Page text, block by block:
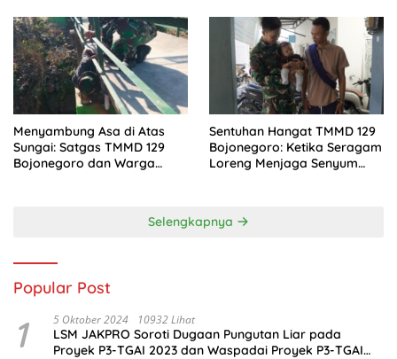
di Kesongo
Kesongo
Menyambung Asa di Atas
Sungai: Satgas TMMD 129
Bojonegoro dan Warga
Sentuhan Hangat TMMD 129
Bojonegoro: Ketika Seragam
Loreng Menjaga Senyum
Selengkapnya
Popular Post
1 5 Oktober 2024 10932 Lihat
LSM JAKPRO Soroti Dugaan Pungutan Liar pada
Proyek P3-TGAI 2023 dan Waspadai Proyek P3-TGAI